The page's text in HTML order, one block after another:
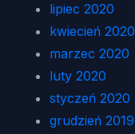
lipiec 2020
kwiecień 2020
marzec 2020
luty 2020
styczeń 2020
grudzień 2019